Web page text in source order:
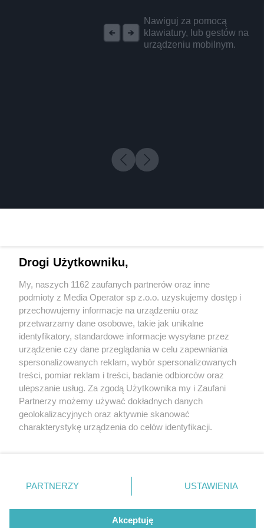
Nawiguj za pomocą
klawiatury, lub gestów na
urządzeniu mobilnym.
5 / 0
Wydawca mediów lokalnych
Nie zapomnij
zapoznać się z:
polityką prywatności regulamin korzystania z portali
Twojemiasto
Piekary Śląskie
Chorzów
Tarnowskie Góry
Gliwice
Skontakuj sięz nami
Kontakt
Wydawca
Redakcja
Drogi Użytkowniku,
My, naszych 1162 zaufanych partnerów oraz inne
podmioty z Media Operator sp z.o.o. uzyskujemy dostęp i
przechowujemy informacje na urządzeniu oraz
przetwarzamy dane osobowe, takie jak unikalne
identyfikatory, standardowe informacje wysyłane przez
urządzenie czy dane przeglądania w celu zapewniania
spersonalizowanych reklam, wybór spersonalizowanych
treści, pomiar reklam i treści, badanie odbiorców oraz
ulepszanie usług. Za zgodą Użytkownika my i Zaufani
Partnerzy możemy używać dokładnych danych
geolokalizacyjnych oraz aktywnie skanować
charakterystykę urządzenia do celów identyfikacji.
zmienić/wycofać klikając przycisk ustawień prywatności
znajdujący się w lewym dolnym rogu strony
rodzaje przetwarzania danych nie wymagają zgody
użytkownika, ale masz prawo sprzeciwić się takiemu
PARTNERZY USTAWIENIA
Akceptuję